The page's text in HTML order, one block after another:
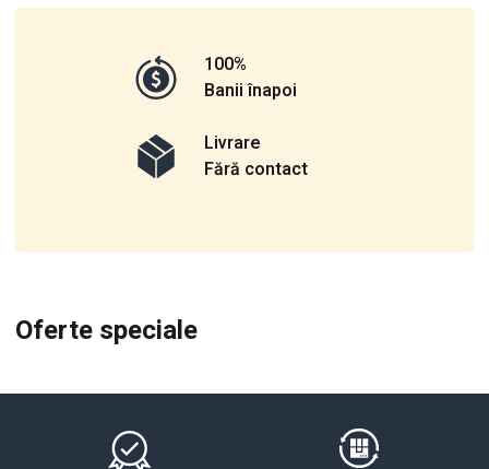
100%
Banii înapoi
Livrare
Fără contact
Oferte speciale